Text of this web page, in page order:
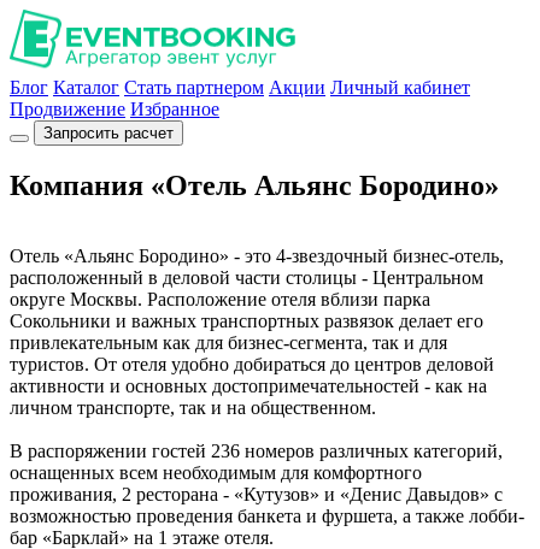
Блог Каталог Стать партнером Акции Личный кабинет
Продвижение Избранное
Запросить расчет
Компания «Отель Альянс Бородино»
Отель «Альянс Бородино» - это 4-звездочный бизнес-отель,
расположенный в деловой части столицы - Центральном
округе Москвы. Расположение отеля вблизи парка
Сокольники и важных транспортных развязок делает его
привлекательным как для бизнес-сегмента, так и для
туристов. От отеля удобно добираться до центров деловой
активности и основных достопримечательностей - как на
личном транспорте, так и на общественном.
В распоряжении гостей 236 номеров различных категорий,
оснащенных всем необходимым для комфортного
проживания, 2 ресторана - «Кутузов» и «Денис Давыдов» с
возможностью проведения банкета и фуршета, а также лобби-
бар «Барклай» на 1 этаже отеля.